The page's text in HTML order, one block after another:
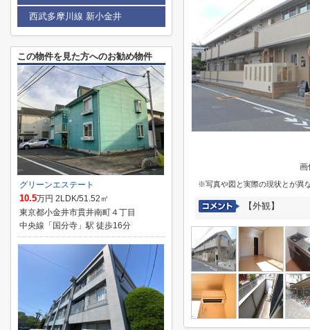
画
※写真や図と実際の現状とが異
【外観】
西武多摩川線 新小金井
この物件を見た方へのお勧め物件
グリーンエステート
10.5万円 2LDK/51.52㎡
東京都小金井市貫井南町４丁目
中央線「国分寺」駅 徒歩16分